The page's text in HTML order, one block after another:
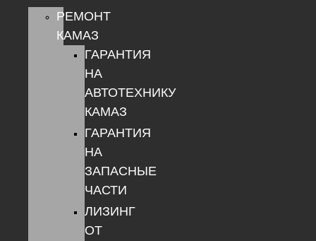
РЕМОНТ
КАМАЗ
ГАРАНТИЯ
НА
АВТОТЕХНИКУ
КАМАЗ
ГАРАНТИЯ
НА
ЗАПАСНЫЕ
ЧАСТИ
ЛИЗИНГ
ОТ